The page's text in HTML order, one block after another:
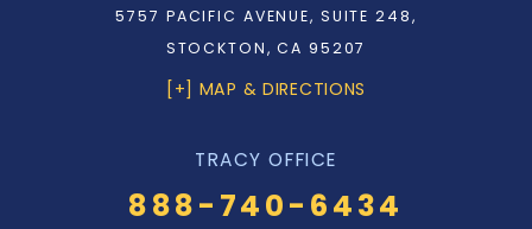
5757 PACIFIC AVENUE, SUITE 248,
STOCKTON, CA 95207
[+] MAP & DIRECTIONS
TRACY OFFICE
888-740-6434